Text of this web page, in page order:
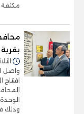
مكثفة
الثلاثاء 04/
واصل
وذلك